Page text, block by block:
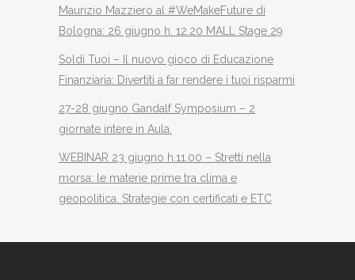
Maurizio Mazziero al #WeMakeFuture di
Bologna: 26 giugno h. 12.20 MALL Stage 29
Soldi Tuoi – Il nuovo gioco di Educazione
Finanziaria: Divertiti a far rendere i tuoi risparmi
27-28 giugno Gandalf Symposium – 2
giornate intere in Aula.
WEBINAR 23 giugno h.11.00 – Stretti nella
morsa: le materie prime tra clima e
geopolitica. Strategie con certificati e ETC